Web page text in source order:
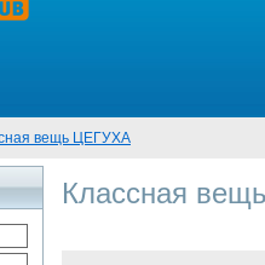
вещь ЦЕГУХА
Классная